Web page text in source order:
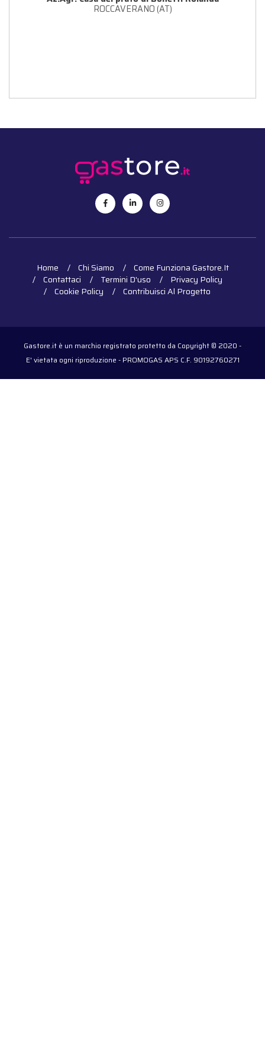
ROCCAVERANO (AT)
Home Chi Siamo
Come Funziona Gastore.it
Contattaci
Termini D'uso
Privacy Policy
Cookie Policy
Contribuisci Al Progetto
Gastore.it è un marchio registrato protetto da Copyright © 2020 -
E' vietata ogni riproduzione - PROMOGAS APS C.F. 90192760271